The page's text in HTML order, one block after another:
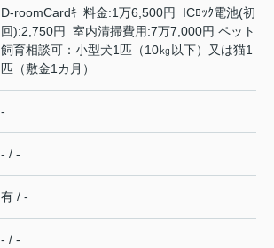
D-roomCardｷｰ料金:1万6,500円 ICﾛｯｸ電池(初
回):2,750円 室内清掃費用:7万7,000円 ペット
飼育相談可：小型犬1匹（10㎏以下）又は猫1
匹（敷金1カ月）
-
- / -
有 / -
- / -